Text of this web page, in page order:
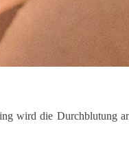
wird die Durchblutung